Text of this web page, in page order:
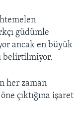
güdümle
ancak en büyük
belirtilmiyor.
her zaman
çıktığına işaret